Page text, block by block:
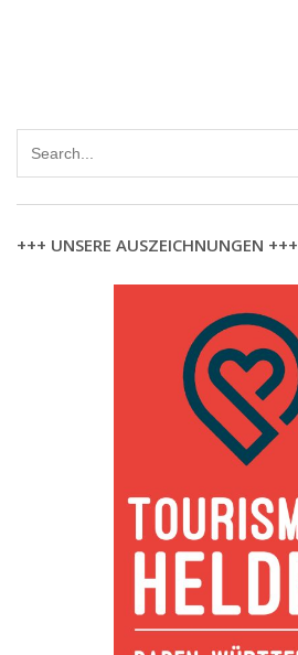
+++ UNSERE AUSZEICHNUNGEN +++